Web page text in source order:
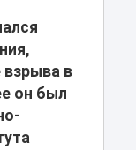
взрыва в
он был